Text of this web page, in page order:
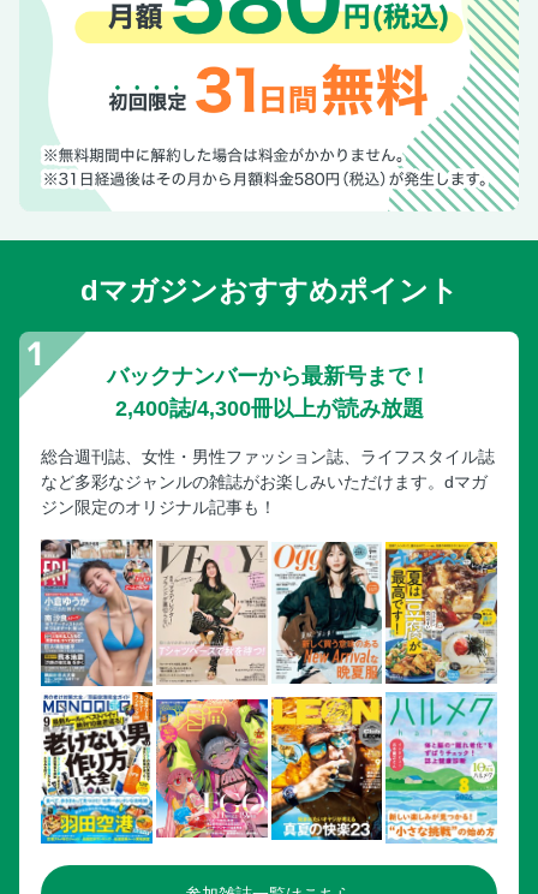
dマガジンおすすめポイント
バックナンバーから最新号まで！
2,400誌/4,300冊以上が読み放題
総合週刊誌、女性・男性ファッション誌、ライフスタイル誌
など多彩なジャンルの雑誌がお楽しみいただけます。dマガ
ジン限定のオリジナル記事も！